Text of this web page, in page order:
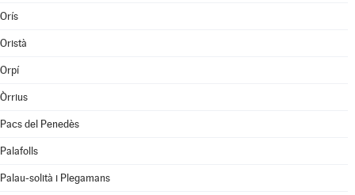
Orís
Oristà
Orpí
Òrrius
Pacs del Penedès
Palafolls
Palau-solità i Plegamans